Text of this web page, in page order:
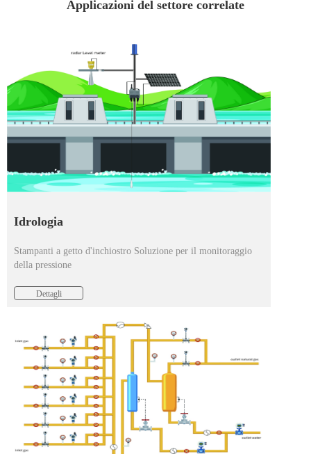
Applicazioni del settore correlate
Idrologia
Stampanti a getto d'inchiostro Soluzione per il monitoraggio
della pressione
Dettagli